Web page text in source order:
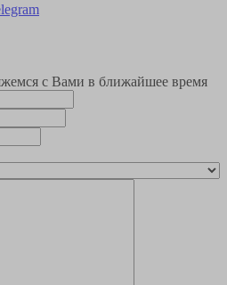
с Вами в ближайшее время